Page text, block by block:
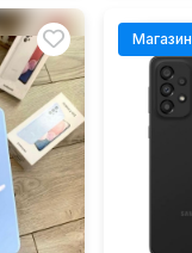
Магазин